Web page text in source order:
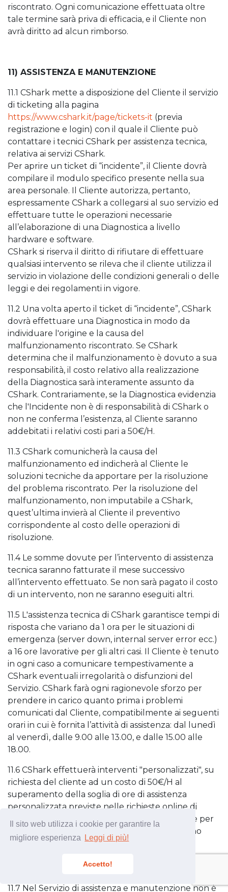
Il sito web utilizza i cookie per garantire la
migliore esperienza
Leggi di più!
Accetto!
riscontrato. Ogni comunicazione effettuata oltre
tale termine sarà priva di efficacia, e il Cliente non
avrà diritto ad alcun rimborso.
11) ASSISTENZA E MANUTENZIONE
11.1 CShark mette a disposizione del Cliente il servizio
di ticketing alla pagina
https://www.cshark.it/page/tickets-it (previa
registrazione e login) con il quale il Cliente può
contattare i tecnici CShark per assistenza tecnica,
relativa ai servizi CShark.
Per aprire un ticket di “incidente”, il Cliente dovrà
compilare il modulo specifico presente nella sua
area personale. Il Cliente autorizza, pertanto,
espressamente CShark a collegarsi al suo servizio ed
effettuare tutte le operazioni necessarie
all’elaborazione di una Diagnostica a livello
hardware e software.
CShark si riserva il diritto di rifiutare di effettuare
qualsiasi intervento se rileva che il cliente utilizza il
servizio in violazione delle condizioni generali o delle
leggi e dei regolamenti in vigore.
11.2 Una volta aperto il ticket di “incidente”, CShark
dovrà effettuare una Diagnostica in modo da
individuare l'origine e la causa del
malfunzionamento riscontrato. Se CShark
determina che il malfunzionamento è dovuto a sua
responsabilità, il costo relativo alla realizzazione
della Diagnostica sarà interamente assunto da
CShark. Contrariamente, se la Diagnostica evidenzia
che l'Incidente non è di responsabilità di CShark o
non ne conferma l’esistenza, al Cliente saranno
addebitati i relativi costi pari a 50€/H.
11.3 CShark comunicherà la causa del
malfunzionamento ed indicherà al Cliente le
soluzioni tecniche da apportare per la risoluzione
del problema riscontrato. Per la risoluzione del
malfunzionamento, non imputabile a CShark,
quest’ultima invierà al Cliente il preventivo
corrispondente al costo delle operazioni di
risoluzione.
11.4 Le somme dovute per l’intervento di assistenza
tecnica saranno fatturate il mese successivo
all’intervento effettuato. Se non sarà pagato il costo
di un intervento, non ne saranno eseguiti altri.
11.5 L'assistenza tecnica di CShark garantisce tempi di
risposta che variano da 1 ora per le situazioni di
emergenza (server down, internal server error ecc.)
a 16 ore lavorative per gli altri casi. Il Cliente è tenuto
in ogni caso a comunicare tempestivamente a
CShark eventuali irregolarità o disfunzioni del
Servizio. CShark farà ogni ragionevole sforzo per
prendere in carico quanto prima i problemi
comunicati dal Cliente, compatibilmente ai seguenti
orari in cui è fornita l’attività di assistenza: dal lunedì
al venerdì, dalle 9.00 alle 13.00, e dalle 15.00 alle
18.00.
11.6 CShark effettuerà interventi "personalizzati", su
richiesta del cliente ad un costo di 50€/H al
superamento della soglia di ore di assistenza
personalizzata previste nelle richieste online di
attivazione dei singoli servizi. Le somme dovute per
l’intervento di assistenza personalizzata saranno
fatturate il mese successivo all’intervento
intervento, non ne saranno eseguiti altri.
11.7 Nel Servizio di assistenza e manutenzione non è